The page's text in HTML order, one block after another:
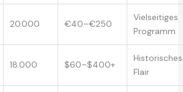
20.000 €40–€250
Vielseitiges
Programm
18.000 $60–$400+
Historisches
Flair